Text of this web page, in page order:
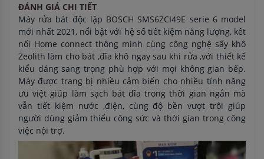
ĐÁNH GIÁ CHI TIẾT
Máy rửa bát độc lập BOSCH SMS6ZCI49E serie 6 model
mới nhất 2021, nổi bật với hệ số tiết kiệm năng lượng, kết
nối Home connect thông minh cùng công nghệ sấy khô
Zeolith làm cho bát ,đĩa khô ngay sau khi rửa ,với thiết kế
kiểu dáng sang trọng phù hợp với mọi không gian bếp.
Máy được trang bị nhiều cảm biến cho nhiều tính năng
ưu việt giúp làm sạch bát đĩa trong thời gian ngắn mà
vẫn tiết kiệm nước ,điện, cùng độ bền vượt trội giúp
người dùng giảm thiểu công sức và thời gian trong công
việc nội trợ.